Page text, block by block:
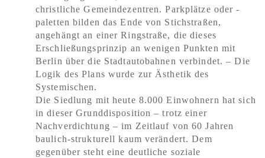
christliche Gemeindezentren. Parkplätze oder -
paletten bilden das Ende von Stichstraßen,
angehängt an einer Ringstraße, die dieses
Erschließungsprinzip an wenigen Punkten mit
Berlin über die Stadtautobahnen verbindet. – Die
Logik des Plans wurde zur Ästhetik des
Systemischen.
Die Siedlung mit heute 8.000 Einwohnern hat sich
in dieser Grunddisposition – trotz einer
Nachverdichtung – im Zeitlauf von 60 Jahren
baulich-strukturell kaum verändert. Dem
gegenüber steht eine deutliche soziale